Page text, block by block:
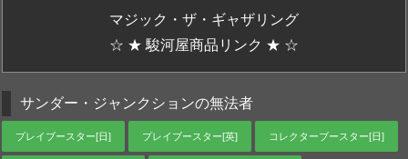
マジック・ザ・ギャザリング
☆ ★ 駿河屋商品リンク ★ ☆
サンダー・ジャンクションの無法者
プレイブースター[日] プレイブースター[英] コレクターブースター[日]